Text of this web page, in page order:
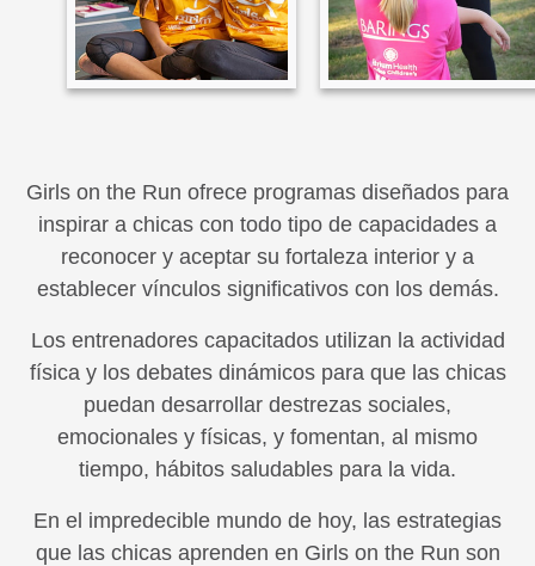
Girls on the Run ofrece programas diseñados para
inspirar a chicas con todo tipo de capacidades a
reconocer y aceptar su fortaleza interior y a
establecer vínculos significativos con los demás.
Los entrenadores capacitados utilizan la actividad
física y los debates dinámicos para que las chicas
puedan desarrollar destrezas sociales,
emocionales y físicas, y fomentan, al mismo
tiempo, hábitos saludables para la vida.
En el impredecible mundo de hoy, las estrategias
que las chicas aprenden en Girls on the Run son